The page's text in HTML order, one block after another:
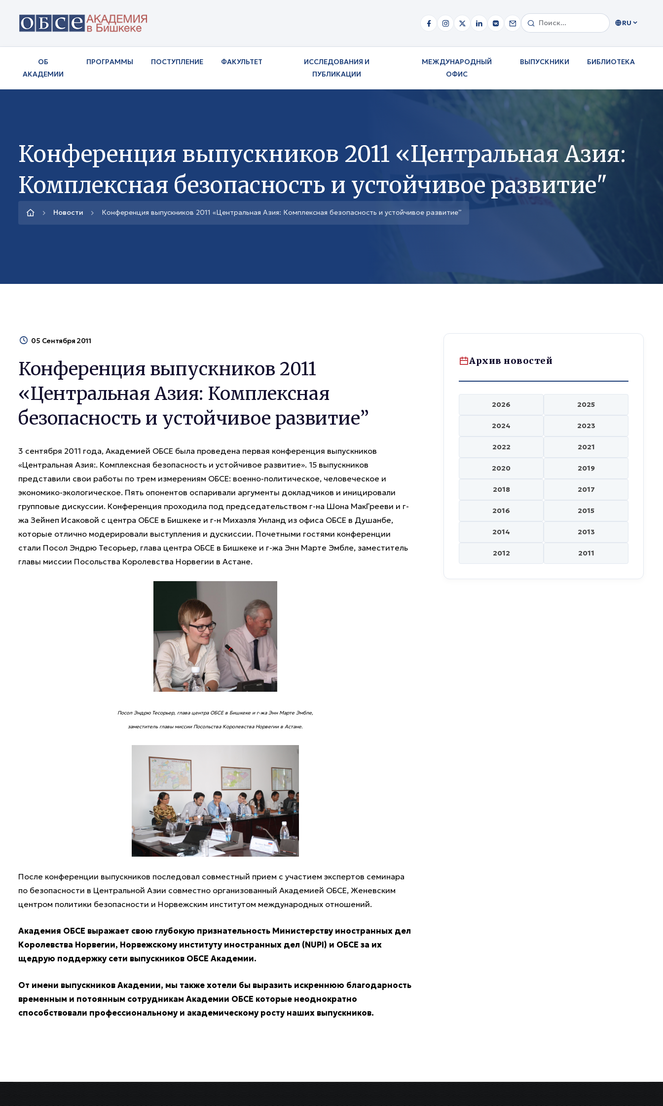
RU
ОБ
АКАДЕМИИ
ПРОГРАММЫ ПОСТУПЛЕНИЕ ФАКУЛЬТЕТ
ИССЛЕДОВАНИЯ И
ПУБЛИКАЦИИ
МЕЖДУНАРОДНЫЙ
ОФИС
ВЫПУСКНИКИ БИБЛИОТЕКА
Конференция выпускников 2011 «Центральная Азия:
Комплексная безопасность и устойчивое развитие"
Новости Конференция выпускников 2011 «Центральная Азия: Комплексная безопасность и устойчивое развитие”
05 Сентября 2011
Конференция выпускников 2011
«Центральная Азия: Комплексная
безопасность и устойчивое развитие”
3 сентября 2011 года, Академией ОБСЕ была проведена первая конференция выпускников
«Центральная Азия:. Комплексная безопасность и устойчивое развитие». 15 выпускников
представили свои работы по трем измерениям ОБСЕ: военно-политическое, человеческое и
экономико-экологическое. Пять опонентов оспаривали аргументы докладчиков и иницировали
групповые дискуссии. Конференция проходила под председательством г-на Шона МакГрееви и г-
жа Зейнеп Исаковой с центра ОБСЕ в Бишкеке и г-н Михаэля Унланд из офиса ОБСЕ в Душанбе,
которые отлично модерировали выступления и дускиссии. Почетными гостями конференции
стали Посол Эндрю Тесорьер, глава центра ОБСЕ в Бишкеке и г-жа Энн Марте Эмбле, заместитель
главы миссии Посольства Королевства Норвегии в Астане.
Посол Эндрю Тесорьер, глава центра ОБСЕ в Бишкеке и г-жа Энн Марте Эмбле,
заместитель главы миссии Посольства Королевства Норвегии в Астане.
После конференции выпускников последовал совместный прием с участием экспертов семинара
по безопасности в Центральной Азии совместно организованный Академией ОБСЕ, Женевским
центром политики безопасности и Норвежским институтом международных отношений.
Академия ОБСЕ выражает свою глубокую признательность Министерству иностранных дел
Королевства Норвегии, Норвежскому институту иностранных дел (NUPI) и ОБСЕ за их
щедрую поддержку сети выпускников ОБСЕ Академии.
От имени выпускников Академии, мы также хотели бы выразить искреннюю благодарность
временным и потоянным сотрудникам Академии ОБСЕ которые неоднократно
способствовали профессиональному и академическому росту наших выпускников.
Архив новостей
2026 2025
2024 2023
2022 2021
2020 2019
2018 2017
2016 2015
2014 2013
2012 2011